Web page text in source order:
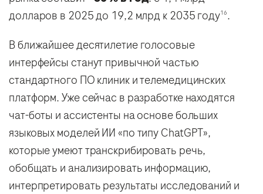
долларов в 2025 до 19,2 млрд к 2035 году16.
В ближайшее десятилетие голосовые
интерфейсы станут привычной частью
стандартного ПО клиник и телемедицинских
платформ. Уже сейчас в разработке находятся
чат-боты и ассистенты на основе больших
языковых моделей ИИ «по типу ChatGPT»,
которые умеют транскрибировать речь,
обобщать и анализировать информацию,
интерпретировать результаты исследований и